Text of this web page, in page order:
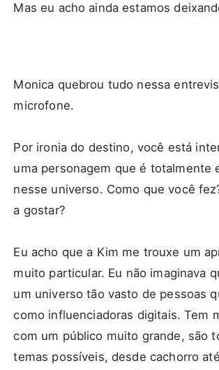
Mas eu acho ainda estamos
Monica quebrou tudo nessa
microfone.
Por ironia do destino, você está
uma personagem que é totalmente
nesse universo. Como que você
a gostar?
Eu acho que a Kim me trouxe um
muito particular. Eu não imaginava
um universo tão vasto de pessoas
como influenciadoras digitais. Tem
com um público muito grande, são
temas possíveis, desde cachorro